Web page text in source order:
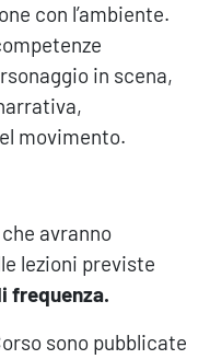
con l’ambiente.
in scena,
movimento.
avranno
lezioni previste
frequenza.
sono pubblicate